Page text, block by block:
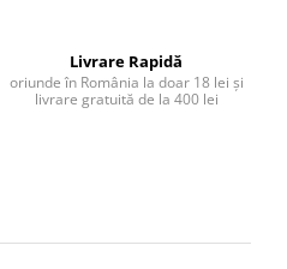
Livrare Rapidă
oriunde în România la doar 18 lei și
livrare gratuită de la 400 lei